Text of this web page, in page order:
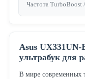
Частота TurboBoost
Asus
ультрабук для
В мире современных